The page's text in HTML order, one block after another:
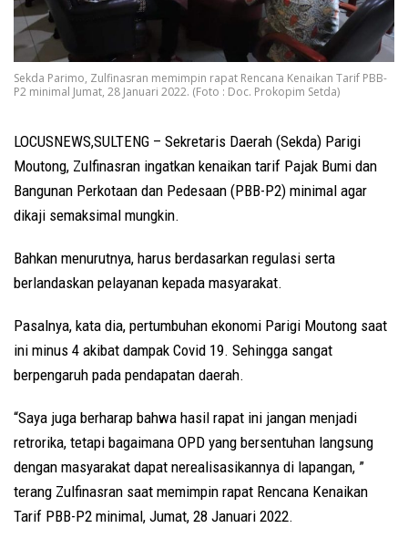
Sekda Parimo, Zulfinasran memimpin rapat Rencana Kenaikan Tarif PBB-
P2 minimal Jumat, 28 Januari 2022. (Foto : Doc. Prokopim Setda)
LOCUSNEWS,SULTENG – Sekretaris Daerah (Sekda) Parigi
Moutong, Zulfinasran ingatkan kenaikan tarif Pajak Bumi dan
Bangunan Perkotaan dan Pedesaan (PBB-P2) minimal agar
dikaji semaksimal mungkin.
Bahkan menurutnya, harus berdasarkan regulasi serta
berlandaskan pelayanan kepada masyarakat.
Pasalnya, kata dia, pertumbuhan ekonomi Parigi Moutong saat
ini minus 4 akibat dampak Covid 19. Sehingga sangat
berpengaruh pada pendapatan daerah.
“Saya juga berharap bahwa hasil rapat ini jangan menjadi
retrorika, tetapi bagaimana OPD yang bersentuhan langsung
dengan masyarakat dapat nerealisasikannya di lapangan, ”
terang Zulfinasran saat memimpin rapat Rencana Kenaikan
Tarif PBB-P2 minimal, Jumat, 28 Januari 2022.